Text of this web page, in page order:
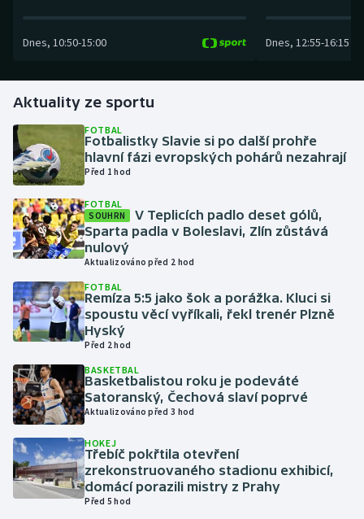
Gymnastika
Házená
Jezdectví
Judo
Krasobruslení
Lezení
Lyže a snowboard
Moderní pětiboj
Motorsport
Olympijské hry
Parasport
Dnes, 10:50-15:00 Dnes, 12:55-16:15
Aktuality ze sportu
FOTBAL
Fotbalistky Slavie si po další prohře
hlavní fázi evropských pohárů nezahrají
Před 1 hod
FOTBAL
SOUHRN
V Teplicích padlo deset gólů,
Sparta padla v Boleslavi, Zlín zůstává
nulový
Aktualizováno před 2 hod
FOTBAL
Remíza 5:5 jako šok a porážka. Kluci si
spoustu věcí vyříkali, řekl trenér Plzně
Hyský
Před 2 hod
BASKETBAL
Basketbalistou roku je podeváté
Satoranský, Čechová slaví poprvé
Aktualizováno před 3 hod
HOKEJ
Třebíč pokřtila otevření
zrekonstruovaného stadionu exhibicí,
domácí porazili mistry z Prahy
Před 5 hod